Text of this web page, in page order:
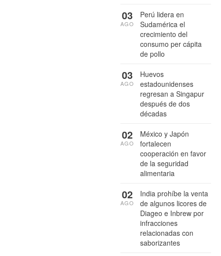
Perú lidera en
Sudamérica el
crecimiento del
consumo per cápita
de pollo
03
AGO
Huevos
estadounidenses
regresan a Singapur
después de dos
décadas
03
AGO
México y Japón
fortalecen
cooperación en favor
de la seguridad
alimentaria
02
AGO
India prohíbe la venta
de algunos licores de
Diageo e Inbrew por
infracciones
relacionadas con
saborizantes
02
AGO